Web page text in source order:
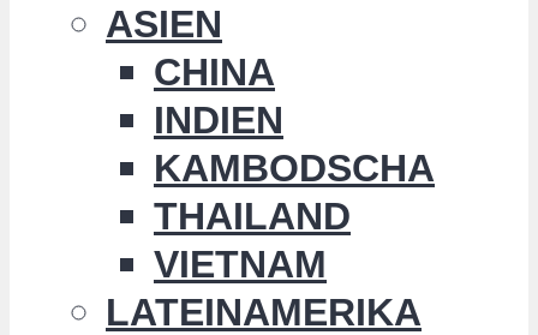
ASIEN
CHINA
INDIEN
KAMBODSCHA
THAILAND
VIETNAM
LATEINAMERIKA